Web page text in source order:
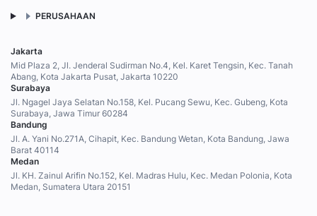
PERUSAHAAN
Jakarta
Mid Plaza 2, Jl. Jenderal Sudirman No.4, Kel. Karet Tengsin, Kec. Tanah
Abang, Kota Jakarta Pusat, Jakarta 10220
Surabaya
Jl. Ngagel Jaya Selatan No.158, Kel. Pucang Sewu, Kec. Gubeng, Kota
Surabaya, Jawa Timur 60284
Bandung
Jl. A. Yani No.271A, Cihapit, Kec. Bandung Wetan, Kota Bandung, Jawa
Barat 40114
Medan
Jl. KH. Zainul Arifin No.152, Kel. Madras Hulu, Kec. Medan Polonia, Kota
Medan, Sumatera Utara 20151